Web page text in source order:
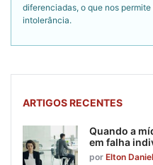
diferenciadas, o que nos
intolerância.
ARTIGOS RECENTES
Quando a
em falha
por Elton